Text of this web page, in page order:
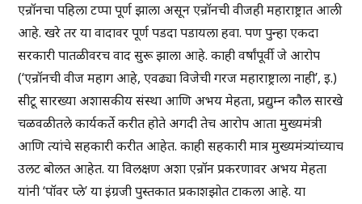
एन्रॉनचा पहिला टप्पा पूर्ण झाला असून एन्रॉनची वीजही महाराष्ट्रात आली
आहे. खरे तर या वादावर पूर्ण पडदा पडायला हवा. पण पुन्हा एकदा
सरकारी पातळीवरच वाद सुरू झाला आहे. काही वर्षांपूर्वी जे आरोप
(‘एन्रॉनची वीज महाग आहे, एवढ्या विजेची गरज महाराष्ट्राला नाही’, इ.)
सीटू सारख्या अशासकीय संस्था आणि अभय मेहता, प्रद्युम्न कौल सारखे
चळवळीतले कार्यकर्ते करीत होते अगदी तेच आरोप आता मुख्यमंत्री
आणि त्यांचे सहकारी करीत आहेत. काही सहकारी मात्र मुख्यमंत्र्यांच्याच
उलट बोलत आहेत. या विलक्षण अशा एन्रॉन प्रकरणावर अभय मेहता
यांनी ‘पॉवर प्ले’ या इंग्रजी पुस्तकात प्रकाशझोत टाकला आहे. या